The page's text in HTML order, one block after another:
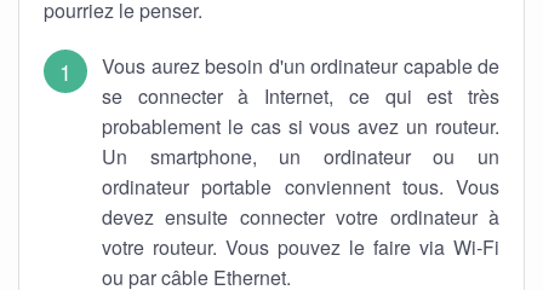
pourriez le penser.
Vous aurez besoin d'un ordinateur capable de
se connecter à Internet, ce qui est très
probablement le cas si vous avez un routeur.
Un smartphone, un ordinateur ou un
ordinateur portable conviennent tous. Vous
devez ensuite connecter votre ordinateur à
votre routeur. Vous pouvez le faire via Wi-Fi
ou par câble Ethernet.